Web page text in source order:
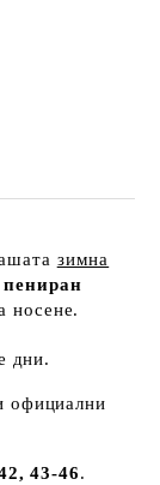
зимна
пениран
носене.
дни.
официални
43-46.